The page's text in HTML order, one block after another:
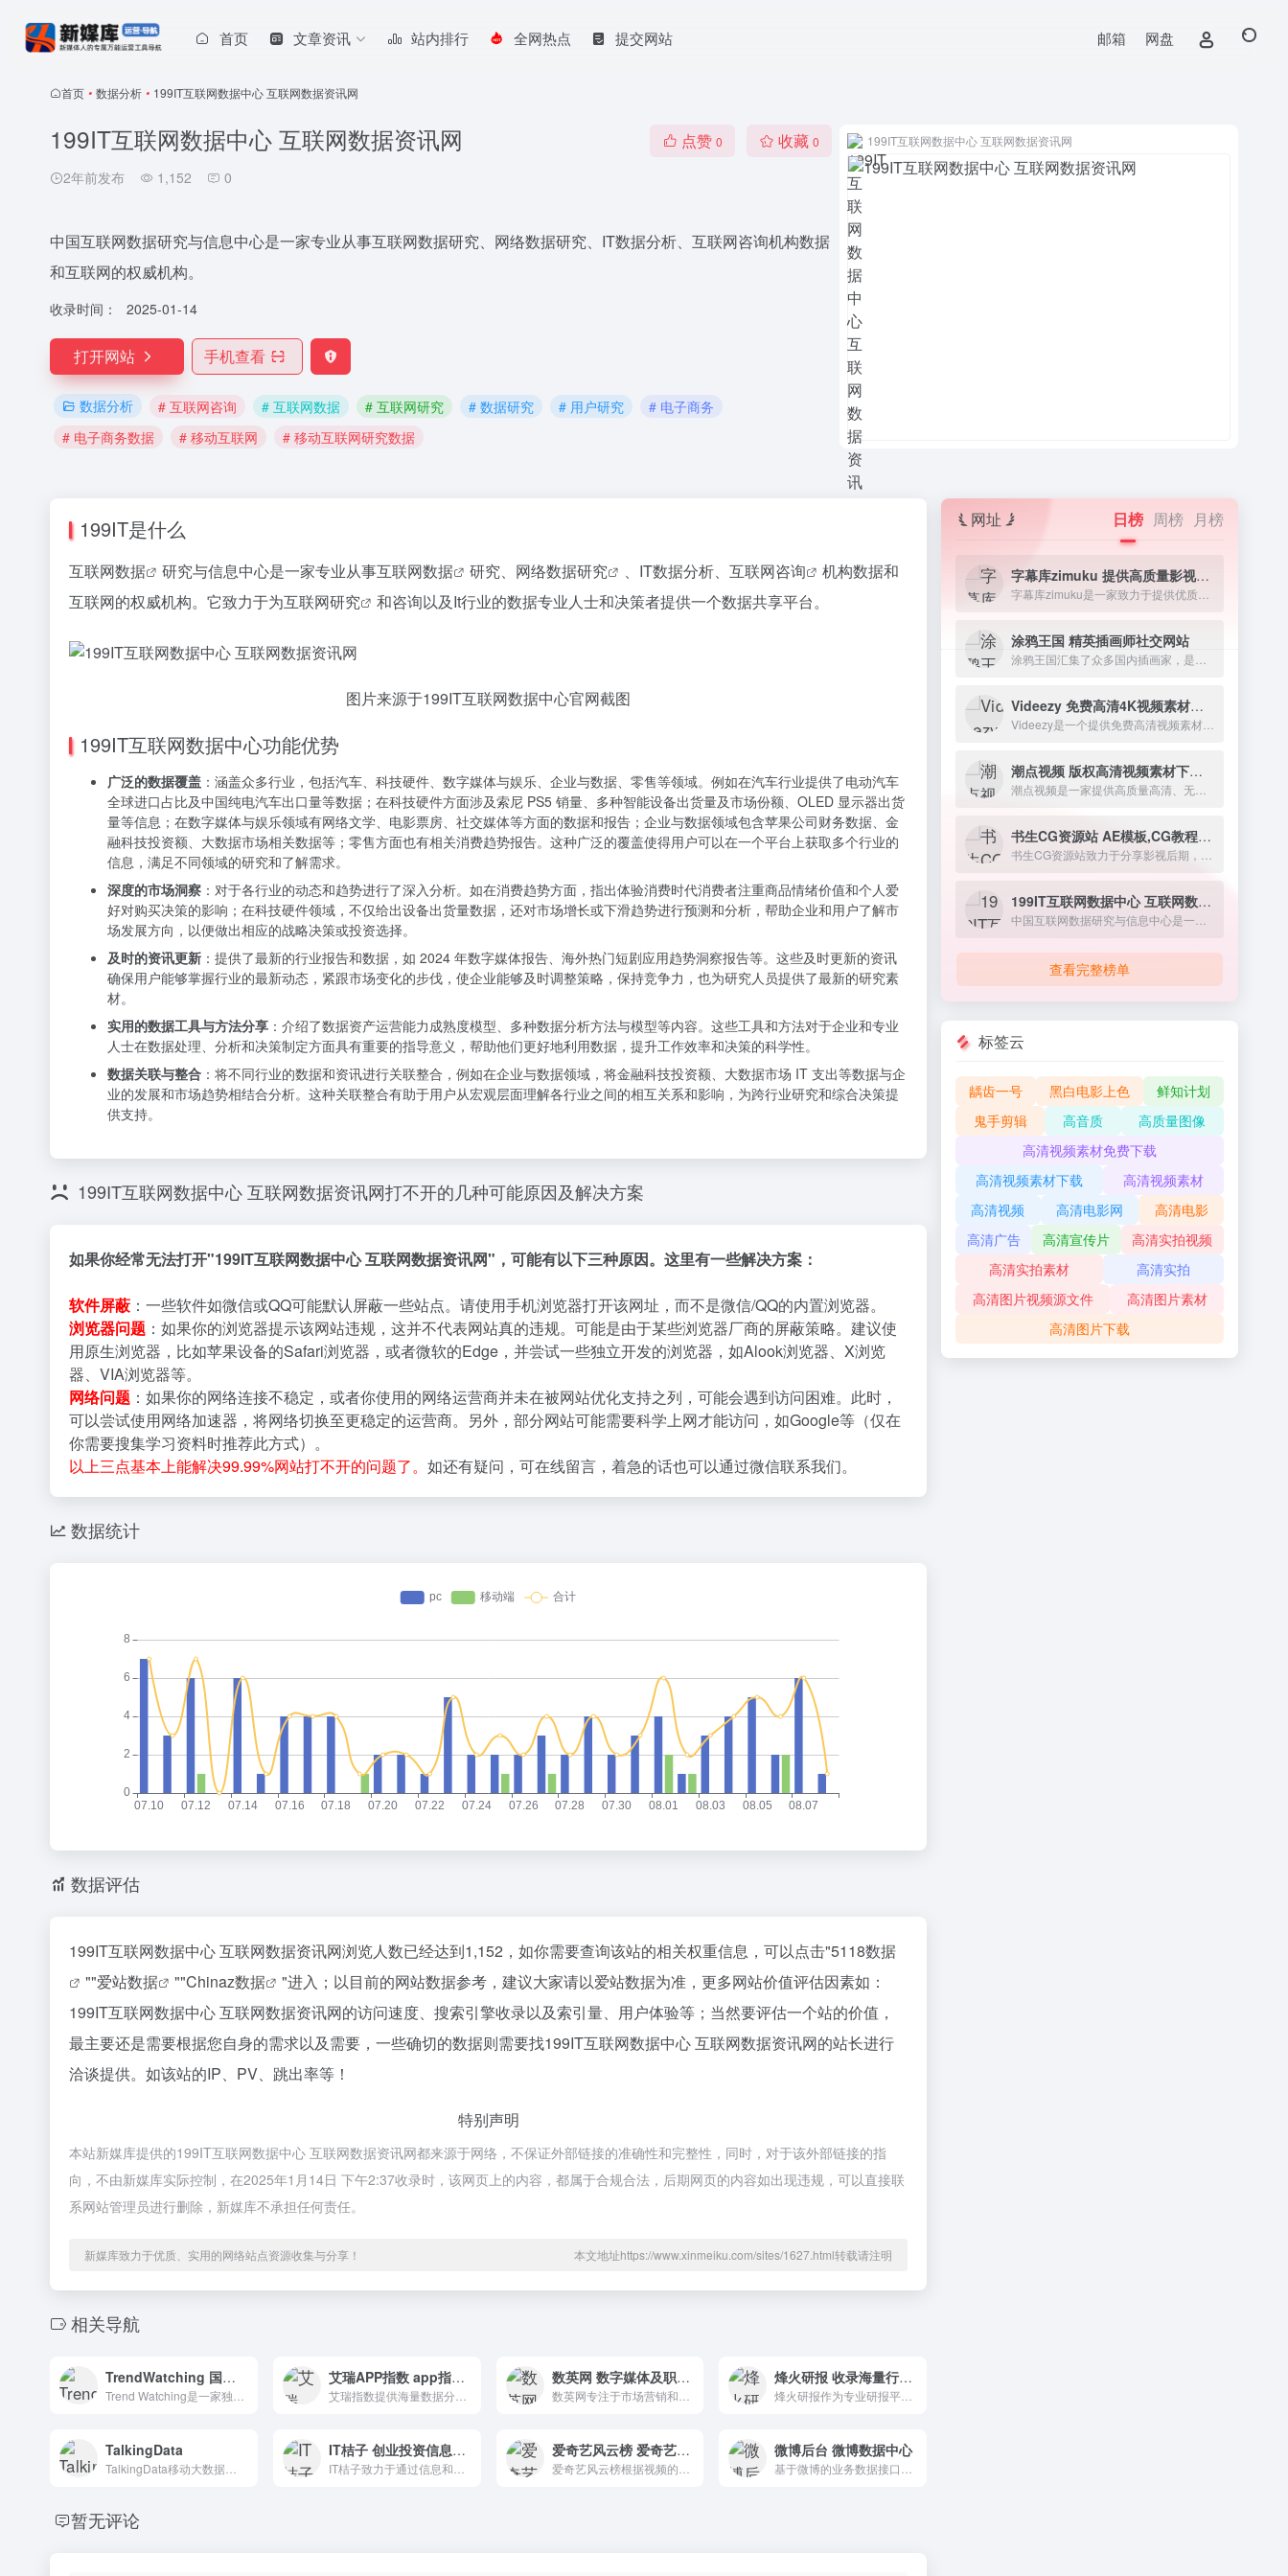
首页 文章资讯 站内排行 全网热点 提交网站 邮箱 网盘
首页 • 数据分析 • 199IT互联网数据中心 互联网数据资讯网
199IT互联网数据中心 互联网数据资讯网
2年前发布 1,152 0
点赞 0 收藏 0
中国互联网数据研究与信息中心是一家专业从事互联网数据研究、网络数据研究、IT数据分析、互联网咨询机构数据
和互联网的权威机构。
收录时间： 2025-01-14
打开网站 手机查看
数据分析 # 互联网咨询 # 互联网数据 # 互联网研究 # 数据研究 # 用户研究
# 电子商务
# 电子商务数据
# 移动互联网 # 移动互联网研究数据
199IT互联网数据中心 互联网数据资讯网
199IT是什么
互联网数据 研究与信息中心是一家专业从事互联网数据 研究、网络数据研究 、IT数据分析、 互联网咨询
机构数据和
互联网的权威机构。它致力于为互联网研究 和咨询以及It行业的数据专业人士和决策者提供一个数据共享平台。
图片来源于199IT互联网数据中心官网截图
199IT互联网数据中心功能优势
广泛的数据覆盖 ：涵盖众多行业，包括汽车、科技硬件、数字媒体与娱乐、企业与数据、零售等领域。例如在汽车行业提供了电动汽车
全球进口占比及中国纯电汽车出口量等数据；在科技硬件方面涉及索尼 PS5 销量、多种智能设备出货量及市场份额、OLED 显示器出货
量等信息；在数字媒体与娱乐领域有网络文学、电影票房、社交媒体等方面的数据和报告；企业与数据领域包含苹果公司财务数据、金
融科技投资额、大数据市场相关数据等；零售方面也有相关消费趋势报告。这种广泛的覆盖使得用户可以在一个平台上获取多个行业的
信息，满足不同领域的研究和了解需求。
深度的市场洞察 ：对于各行业的动态和趋势进行了深入分析。如在消费趋势方面，指出体验消费时代消费者注重商品情绪价值和个人爱
好对购买决策的影响；在科技硬件领域，不仅给出设备出货量数据，还对市场增长或下滑趋势进行预测和分析，帮助企业和用户了解市
场发展方向，以便做出相应的战略决策或投资选择。
及时的资讯更新 ：提供了最新的行业报告和数据，如 2024 年数字媒体报告、海外热门短剧应用趋势洞察报告等。这些及时更新的资讯
确保用户能够掌握行业的最新动态，紧跟市场变化的步伐，使企业能够及时调整策略，保持竞争力，也为研究人员提供了最新的研究素
材。
实用的数据工具与方法分享 ：介绍了数据资产运营能力成熟度模型、多种数据分析方法与模型等内容。这些工具和方法对于企业和专业
人士在数据处理、分析和决策制定方面具有重要的指导意义，帮助他们更好地利用数据，提升工作效率和决策的科学性。
数据关联与整合 ：将不同行业的数据和资讯进行关联整合，例如在企业与数据领域，将金融科技投资额、大数据市场 IT 支出等数据与企
业的发展和市场趋势相结合分析。这种关联整合有助于用户从宏观层面理解各行业之间的相互关系和影响，为跨行业研究和综合决策提
供支持。
199IT互联网数据中心 互联网数据资讯网打不开的几种可能原因及解决方案
如果你经常无法打开"199IT互联网数据中心 互联网数据资讯网"，可能有以下三种原因。这里有一些解决方案：
软件屏蔽 ：一些软件如微信或QQ可能默认屏蔽一些站点。请使用手机浏览器打开该网址，而不是微信/QQ的内置浏览器。
浏览器问题 ：如果你的浏览器提示该网站违规，这并不代表网站真的违规。可能是由于某些浏览器厂商的屏蔽策略。建议使
用原生浏览器，比如苹果设备的Safari浏览器，或者微软的Edge，并尝试一些独立开发的浏览器，如Alook浏览器、X浏览
器、VIA浏览器等。
网络问题 ：如果你的网络连接不稳定，或者你使用的网络运营商并未在被网站优化支持之列，可能会遇到访问困难。此时，
可以尝试使用网络加速器，将网络切换至更稳定的运营商。另外，部分网站可能需要科学上网才能访问，如Google等（仅在
你需要搜集学习资料时推荐此方式）。
以上三点基本上能解决99.99%网站打不开的问题了。 如还有疑问，可在线留言，着急的话也可以通过微信联系我们。
数据统计
数据评估
199IT互联网数据中心 互联网数据资讯网浏览人数已经达到1,152，如你需要查询该站的相关权重信息，可以点击"5118数据
""爱站数据 ""Chinaz数据
"进入；以目前的网站数据参考，建议大家请以爱站数据为准，更多网站价值评估因素如：
199IT互联网数据中心 互联网数据资讯网的访问速度、搜索引擎收录以及索引量、用户体验等；当然要评估一个站的价值，
最主要还是需要根据您自身的需求以及需要，一些确切的数据则需要找199IT互联网数据中心 互联网数据资讯网的站长进行
洽谈提供。如该站的IP、PV、跳出率等！
特别声明
本站新媒库提供的199IT互联网数据中心 互联网数据资讯网都来源于网络，不保证外部链接的准确性和完整性，同时，对于该外部链接的指
向，不由新媒库实际控制，在2025年1月14日 下午2:37收录时，该网页上的内容，都属于合规合法，后期网页的内容如出现违规，可以直接联
系网站管理员进行删除，新媒库不承担任何责任。
新媒库致力于优质、实用的网络站点资源收集与分享！ 本文地址https://www.xinmeiku.com/sites/1627.html转载请注明
相关导航
TrendWatching 国外洞察及优秀案例参考 艾瑞APP指数 app指数数据分析 数英网 数字媒体及职业招聘社交平台 烽火研报 收录海量行业报告
TalkingData IT桔子 创业投资信息平台 爱奇艺风云榜 爱奇艺内容热度指数 微博后台 微博数据中心
暂无评论
网址 日榜 周榜 月榜
字幕库zimuku 提供高质量影视字幕下载网站
涂鸦王国 精英插画师社交网站
Videezy 免费高清4K视频素材资源下载网站
潮点视频 版权高清视频素材下载网站
书生CG资源站 AE模板,CG教程,CG软件,CG素材,免费下载
199IT互联网数据中心 互联网数据资讯网
查看完整榜单
标签云
龋齿一号 黑白电影上色
鲜知计划
鬼手剪辑
高音质
高质量图像
高清视频素材免费下载
高清视频素材下载
高清视频素材
高清视频
高清电影网
高清电影
高清广告
高清宣传片
高清实拍视频
高清实拍素材
高清实拍
高清图片视频源文件
高清图片素材
高清图片下载